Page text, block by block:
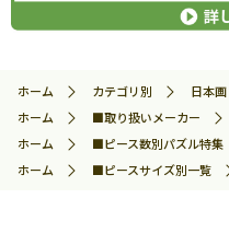
ホーム カテゴリ別 日本
ホーム
■取り扱いメーカー
ホーム
■ピース数別パズル特集
ホーム
■ピースサイズ別一覧